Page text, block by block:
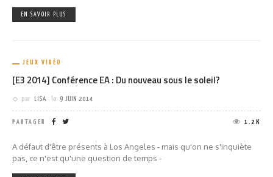
EN SAVOIR PLUS
JEUX VIDÉO
[E3 2014] Conférence EA : Du nouveau sous le soleil?
par LISA le 9 JUIN 2014
PARTAGER 1.2K
A défaut d'être présents à Los Angeles - mais qu'on ne s'inquiète
pas, ce n'est qu'une question de temps -